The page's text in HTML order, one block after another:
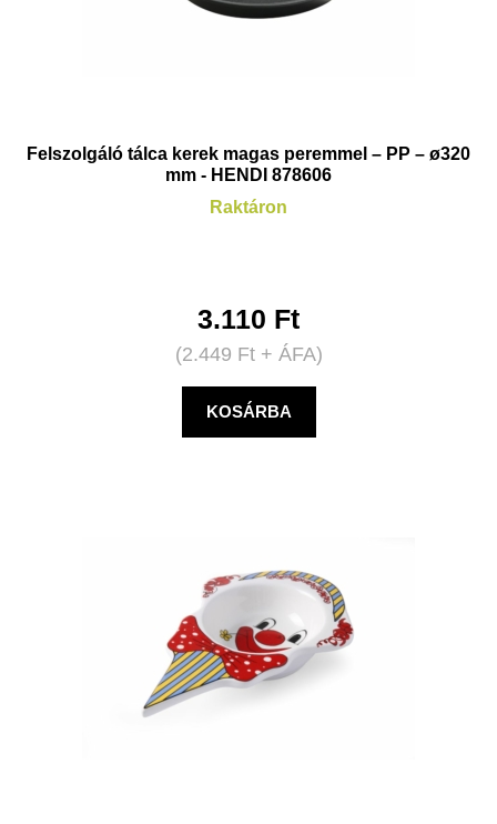
Felszolgáló tálca kerek magas peremmel – PP – ø320
mm - HENDI 878606
Raktáron
3.110 Ft
(2.449 Ft+ ÁFA)
KOSÁRBA